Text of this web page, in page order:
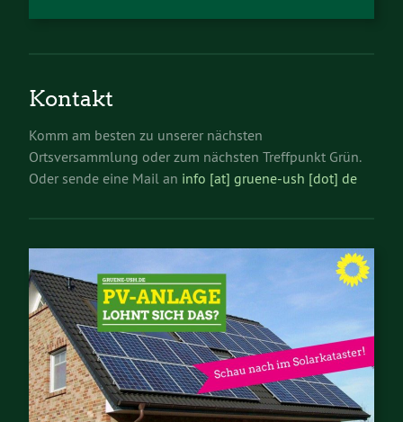
Kontakt
Komm am besten zu unserer nächsten
Ortsversammlung oder zum nächsten Treffpunkt Grün.
Oder sende eine Mail an info [at] gruene-ush [dot] de